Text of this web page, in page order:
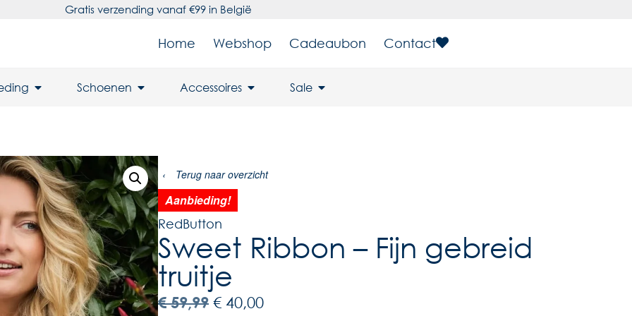
Gratis verzending vanaf €99 in België
Home Webshop Cadeaubon Contact
Schoenen Accessoires Sale
‹ Terug naar overzicht
Aanbieding!
RedButton
Sweet Ribbon – Fijn gebreid
truitje
€59,99 € 40,00